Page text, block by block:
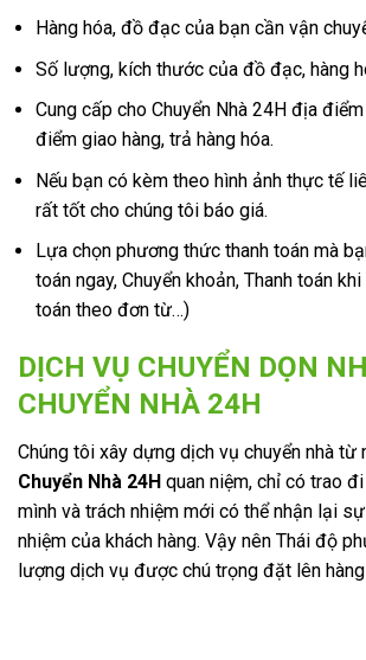
Hàng hóa, đồ đạc của bạn cần vận
Số lượng, kích thước của đồ đạc, hàng
Cung cấp cho Chuyển Nhà 24H địa
điểm giao hàng, trả hàng hóa.
Nếu bạn có kèm theo hình ảnh thực tế
rất tốt cho chúng tôi báo giá.
Lựa chọn phương thức thanh toán mà
toán ngay, Chuyển khoản, Thanh toán
toán theo đơn từ…)
DỊCH VỤ CHUYỂN DỌN
CHUYỂN NHÀ 24H
Chúng tôi xây dựng dịch vụ chuyển nhà từ
Chuyển Nhà 24H quan niệm, chỉ có trao
mình và trách nhiệm mới có thể nhận lại
nhiệm của khách hàng. Vậy nên Thái độ
lượng dịch vụ được chú trọng đặt lên